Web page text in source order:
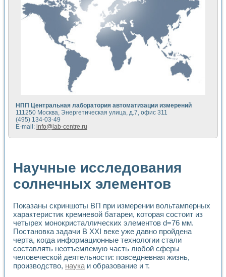
Портативная система для определения показателей
Использование LabVIEW для управления источником
Устройство для снятия вольт-амперных характеристик
Передовые научные технологии: нано-, фемто-,
Автоматизированная установка по измерению временных
Автоматизированный лабораторный комплекс на базе
Визуализация моделирования и оптимизации тепловой
Виртуальный прибор для исследования функциональных
Исследование возможности создания экономичного
Исследование кинетики движения макрочастиц в
Метод прогнозирования свойств дисперсных продуктов
Недорогая система управления сверхпроводящим
Применение технологий NI в курсе экспериментальной
Расчет переноса аэрозоля и выпадения осадка в
Применение NI VISION для геометрического анализа в
Система температурной стабилизации
Управление движением с помощью программно -
Система управления асинхронным тиристорным
Лазерный профилометр
Применение средств NATIONAL INSTRUMENTS для
Разработка автоматизированного стенда для
Автоматизированный стенд рентгеновской диагностики
Высокочувствительные оптоэлектронные
Установка для измерения диэлектрических свойств
НПП Центральная лаборатория автоматизации измерений
111250 Москва, Энергетическая улица, д.7, офис 311
(495) 134-03-49
E-mail: info@lab-centre.ru
Научные исследования
солнечных элементов
Показаны скриншоты ВП при измерении вольтамперных
характеристик кремневой батареи, которая состоит из
четырех монокристаллических элементов d=76 мм.
Постановка задачи В XXI веке уже давно пройдена
черта, когда информационные технологии стали
составлять неотъемлемую часть любой сферы
человеческой деятельности: повседневная жизнь,
производство, наукаи образование и т.